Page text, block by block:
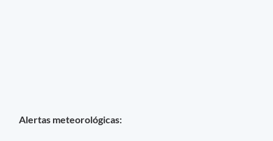
Alertas meteorológicas: